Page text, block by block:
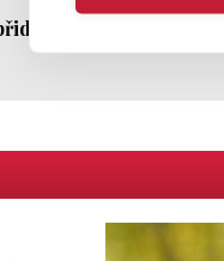
komentář.